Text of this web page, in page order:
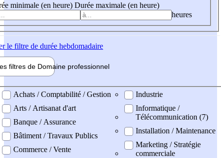
minimale (en heure) Durée maximale (en heure)
heures
le filtre de durée hebdomadaire
filtres de Domaine professionnel
professionel
Achats / Comptabilité / Gestion
Arts / Artisanat d'art
Banque / Assurance
Bâtiment / Travaux Publics
Commerce / Vente
Industrie
Informatique /
Télécommunication (7)
Installation / Maintenance
Marketing / Stratégie
commerciale